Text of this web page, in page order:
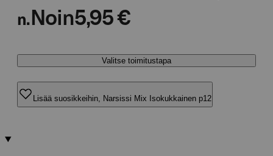
n. Noin5,95 €
Valitse toimitustapa
Lisää suosikkeihin, Narsissi Mix Isokukkainen p12